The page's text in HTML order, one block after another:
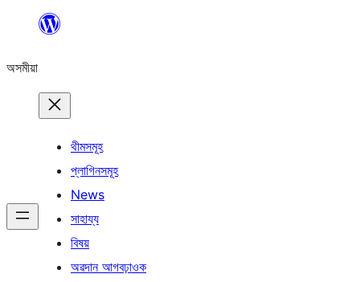
বিষয়বস্তুলৈ
অসমীয়া
থীমসমূহ
প্লাগিনসমূহ
News
সাহায্য
বিষয়
অৱদান আগবঢ়াওক